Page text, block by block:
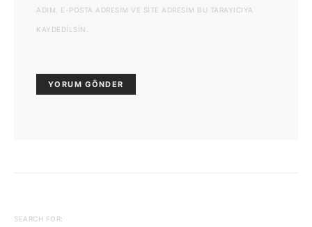
ADIM, E-POSTA ADRESIM VE SITE ADRESIM BU TARAYICIYA
KAYDEDILSIN.
SEARCH FOR: